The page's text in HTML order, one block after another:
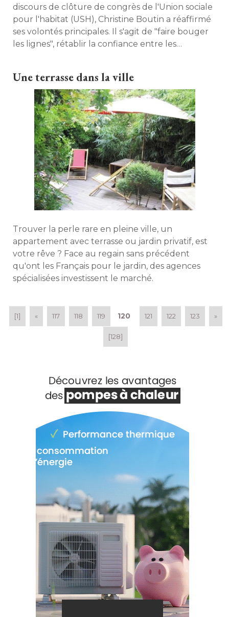
discours de clôture de congrès de l'Union sociale
pour l'habitat (USH), Christine Boutin a réaffirmé
ses volontés principales. Il s'agit de "faire bouger
les lignes", rétablir la confiance entre les
Une terrasse dans la ville
Trouver la perle rare en pleine ville, un
appartement avec terrasse ou jardin privatif, est
votre rêve ? Face au regain sans précédent
qu'ont les Français pour le jardin, des agences
spécialisées investissent le marché.
[1] « 117 118 119 120 121 122 123 »
[128]